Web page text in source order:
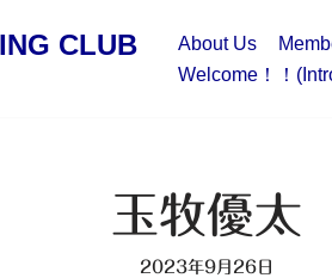
CLUB About Us
Welcome！！
玉牧優太
2023年9月26日